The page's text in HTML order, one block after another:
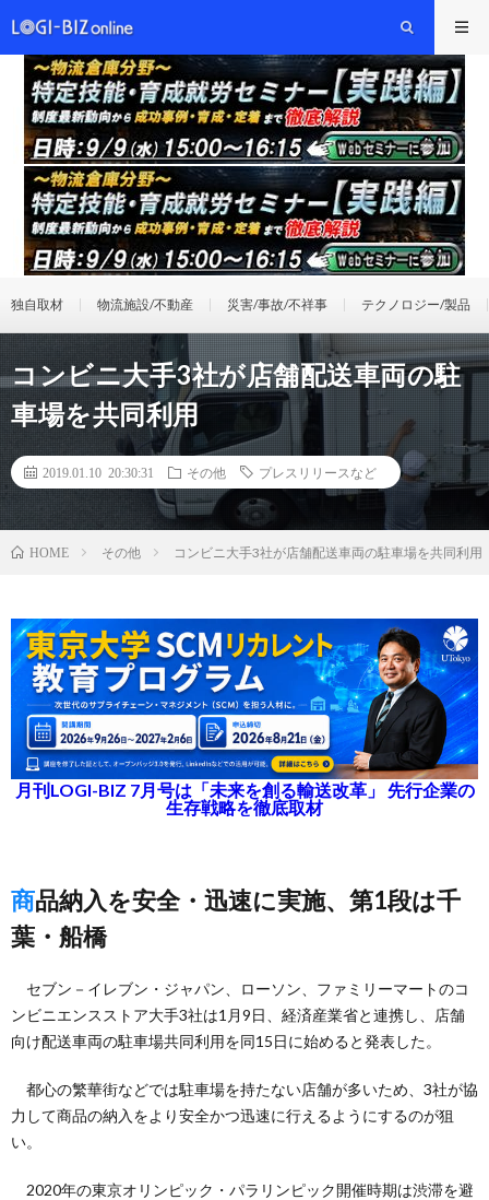
独自取材 物流施設/不動産 災害/事故/不祥事 テクノロジー/製品
コンビニ大手3社が店舗配送車両の駐
車場を共同利用
2019.01.10 20:30:31 その他 プレスリリースなど
HOME その他 コンビニ大手3社が店舗配送車両の駐車場を共同利用
月刊LOGI-BIZ 7月号は「未来を創る輸送改革」 先行企業の
生存戦略を徹底取材
商品納入を安全・迅速に実施、第1段は千
葉・船橋
セブン－イレブン・ジャパン、ローソン、ファミリーマートのコ
ンビニエンスストア大手3社は1月9日、経済産業省と連携し、店舗
向け配送車両の駐車場共同利用を同15日に始めると発表した。
都心の繁華街などでは駐車場を持たない店舗が多いため、3社が協
力して商品の納入をより安全かつ迅速に行えるようにするのが狙
い。
2020年の東京オリンピック・パラリンピック開催時期は渋滞を避